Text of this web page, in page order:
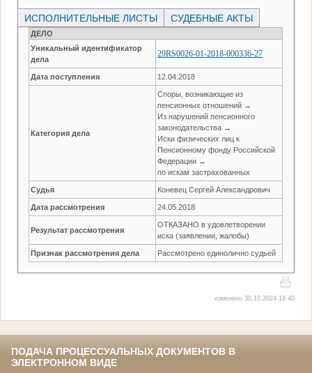
ИСПОЛНИТЕЛЬНЫЕ ЛИСТЫ СУДЕБНЫЕ АКТЫ
ДЕЛО
Уникальный идентификатор
дела
29RS0026-01-2018-000336-27
Дата поступления 12.04.2018
Категория дела
Споры, возникающие из
пенсионных отношений →
Из нарушений пенсионного
законодательства →
Иски физических лиц к
Пенсионному фонду Российской
Федерации →
по искам застрахованных
Судья Коневец Сергей Александрович
Дата рассмотрения 24.05.2018
Результат рассмотрения
ОТКАЗАНО в удовлетворении
иска (заявлении, жалобы)
Признак рассмотрения дела Рассмотрено единолично судьей
изменено 30.10.2024 19:40
ПОДАЧА ПРОЦЕССУАЛЬНЫХ ДОКУМЕНТОВ В
ЭЛЕКТРОННОМ ВИДЕ